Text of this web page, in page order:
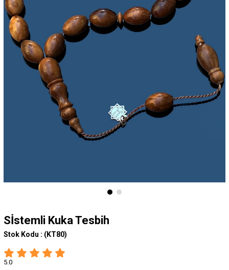
Sİstemli Kuka Tesbih
Stok Kodu : (KT80)
5.0